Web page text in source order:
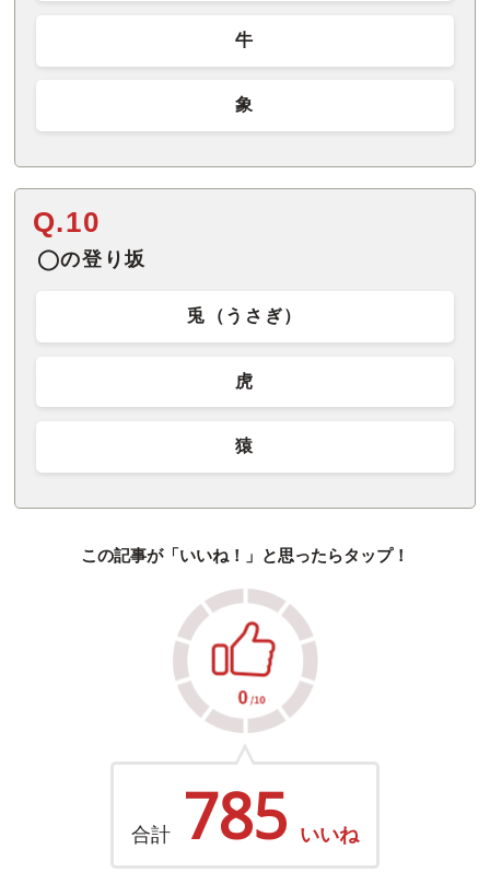
牛
象
Q.10
◯の登り坂
兎（うさぎ）
虎
猿
この記事が「いいね！」と思ったらタップ！
合計 785 いいね